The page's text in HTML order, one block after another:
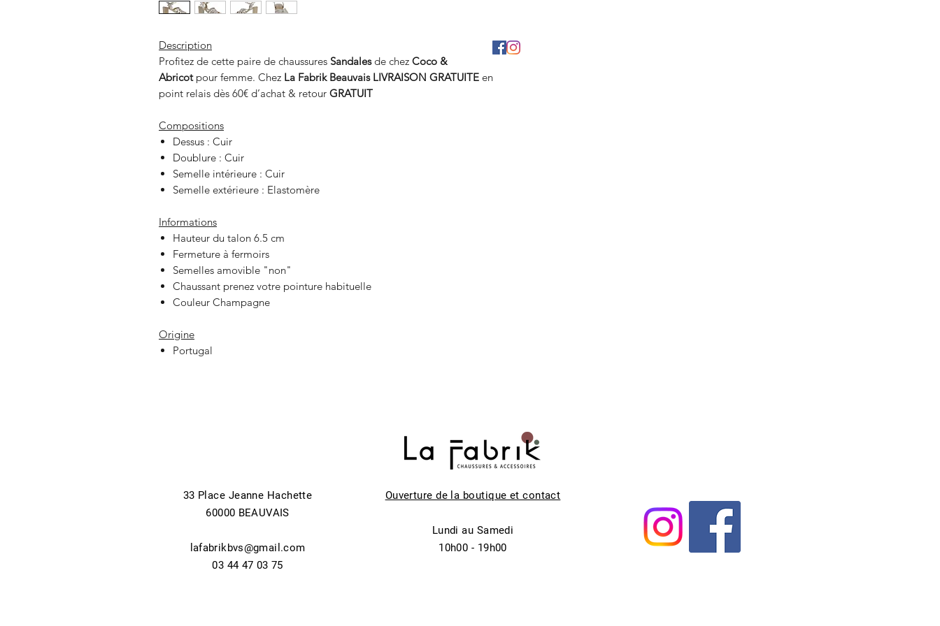
Description
Profitez de cette paire de chaussures Sandalesde chez Coco &
Abricotpour femme. Chez La Fabrik Beauvais LIVRAISON GRATUITE en
point relais dès 60€ d’achat & retour GRATUIT
Compositions
Dessus : Cuir
Doublure : Cuir
Semelle intérieure : Cuir
Semelle extérieure : Elastomère
Informations
Hauteur du talon 6.5 cm
Fermeture à fermoirs
Semelles amovible "non"
Chaussant prenez votre pointure habituelle
Couleur Champagne
Origine
Portugal
33 Place Jeanne Hachette
60000 BEAUVAIS
lafabrikbvs@gmail.com
03 44 47 03 75
Ouverture de la boutique et contact
Lundi au Samedi
10h00 - 19h00